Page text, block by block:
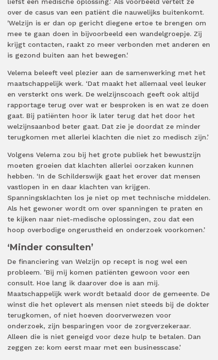
over de casus van een patiënt die nauwelijks buitenkomt.
'Welzijn is er dan op gericht diegene ertoe te brengen om
mee te gaan doen in bijvoorbeeld een wandelgroepje. Zij
krijgt contacten, raakt zo meer verbonden met anderen en
is gezond buiten aan het bewegen.'
Velema beleeft veel plezier aan de samenwerking met het
maatschappelijk werk. ‘Dat maakt het allemaal veel leuker
en versterkt ons werk. De welzijnscoach geeft ook altijd
rapportage terug over wat er besproken is en wat ze doen
gaat. Bij patiënten hoor ik later terug dat het door het
welzijnsaanbod beter gaat. Dat zie je doordat ze minder
terugkomen met allerlei klachten die niet zo medisch zijn.’
Volgens Velema zou bij het grote publiek het bewustzijn
moeten groeien dat klachten allerlei oorzaken kunnen
hebben. ‘In de Schilderswijk gaat het erover dat mensen
vastlopen in en daar klachten van krijgen.
Spanningsklachten los je niet op met technische middelen.
Als het gewoner wordt om over spanningen te praten en
te kijken naar niet-medische oplossingen, zou dat een
hoop overbodige ongerustheid en onderzoek voorkomen.’
‘Minder consulten’
De financiering van Welzijn op recept is nog wel een
probleem. ’Bij mij komen patiënten gewoon voor een
consult. Hoe lang ik daarover doe is aan mij.
Maatschappelijk werk wordt betaald door de gemeente. De
winst die het oplevert als mensen niet steeds bij de dokter
terugkomen, of niet hoeven doorverwezen voor
onderzoek, zijn besparingen voor de zorgverzekeraar.
Alleen die is niet geneigd voor deze hulp te betalen. Dan
zeggen ze: kom eerst maar met een businesscase.’